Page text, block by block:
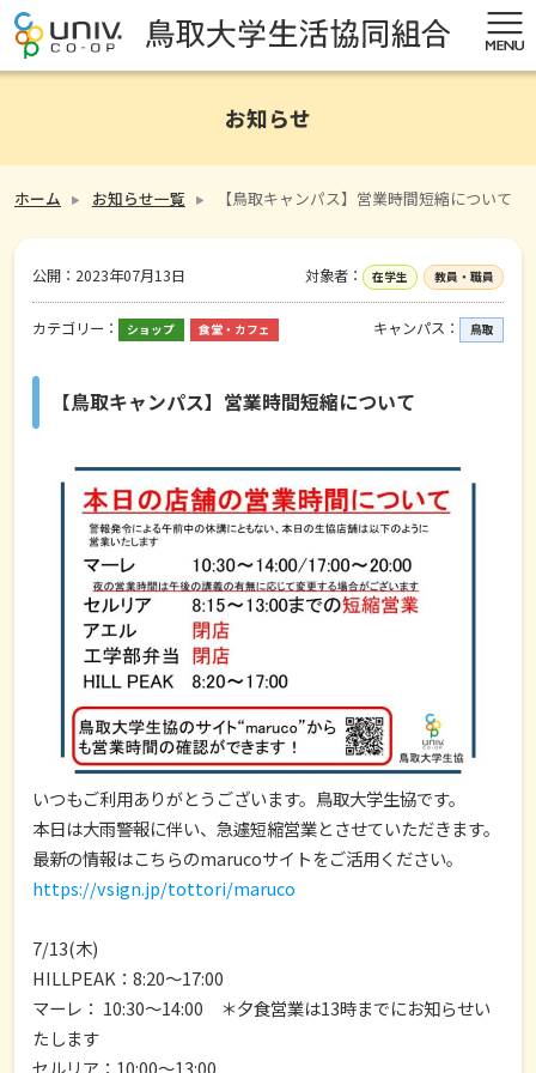
お知らせ
ホーム お知らせ一覧 【鳥取キャンパス】営業時間短縮について
公開： 2023年07月13日 対象者： 在学生 教員・職員
カテゴリー： ショップ 食堂・カフェ キャンパス： 鳥取
【鳥取キャンパス】営業時間短縮について
いつもご利用ありがとうございます。鳥取大学生協です。
本日は大雨警報に伴い、急遽短縮営業とさせていただきます。
最新の情報はこちらのmarucoサイトをご活用ください。
https://vsign.jp/tottori/maruco
7/13(木)
HILLPEAK：8:20～17:00
マーレ： 10:30～14:00 ＊夕食営業は13時までにお知らせい
たします
セルリア：10:00～13:00